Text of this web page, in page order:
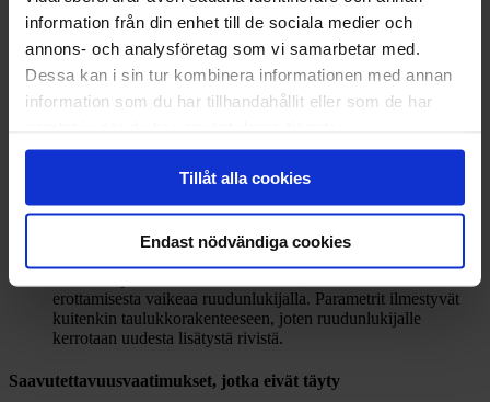
information från din enhet till de sociala medier och
annons- och analysföretag som vi samarbetar med.
Dessa kan i sin tur kombinera informationen med annan
information som du har tillhandahållit eller som de har
Tillåt alla cookies
Endast nödvändiga cookies
Saavutettavuusvaatimukset, jotka eivät täyty
1.3.1 Informaatio ja suhteet
Havaittava: Parametrit
Lisäämis- ja poistamispainikkeilla ei ole tekstivastineita
nimilappuja
Arvo-kentän nimilapussa ei kerrota, mitä syötettä siihen
erottamisesta vaikeaa ruudunlukijalla. Parametrit ilmestyvät
kuitenkin taulukkorakenteeseen, joten ruudunlukijalle
kerrotaan uudesta lisätystä rivistä.
Saavutettavuusvaatimukset, jotka eivät täyty